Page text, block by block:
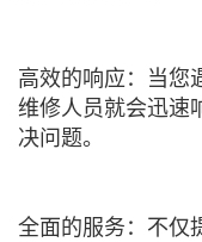
高效的响应：当您
维修人员就会迅速
决问题。
全面的服务：不仅